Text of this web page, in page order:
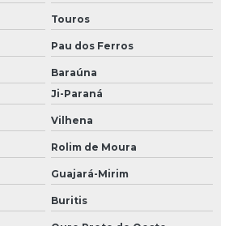
Touros
Pau dos Ferros
Baraúna
Ji-Paraná
Vilhena
Rolim de Moura
Guajará-Mirim
Buritis